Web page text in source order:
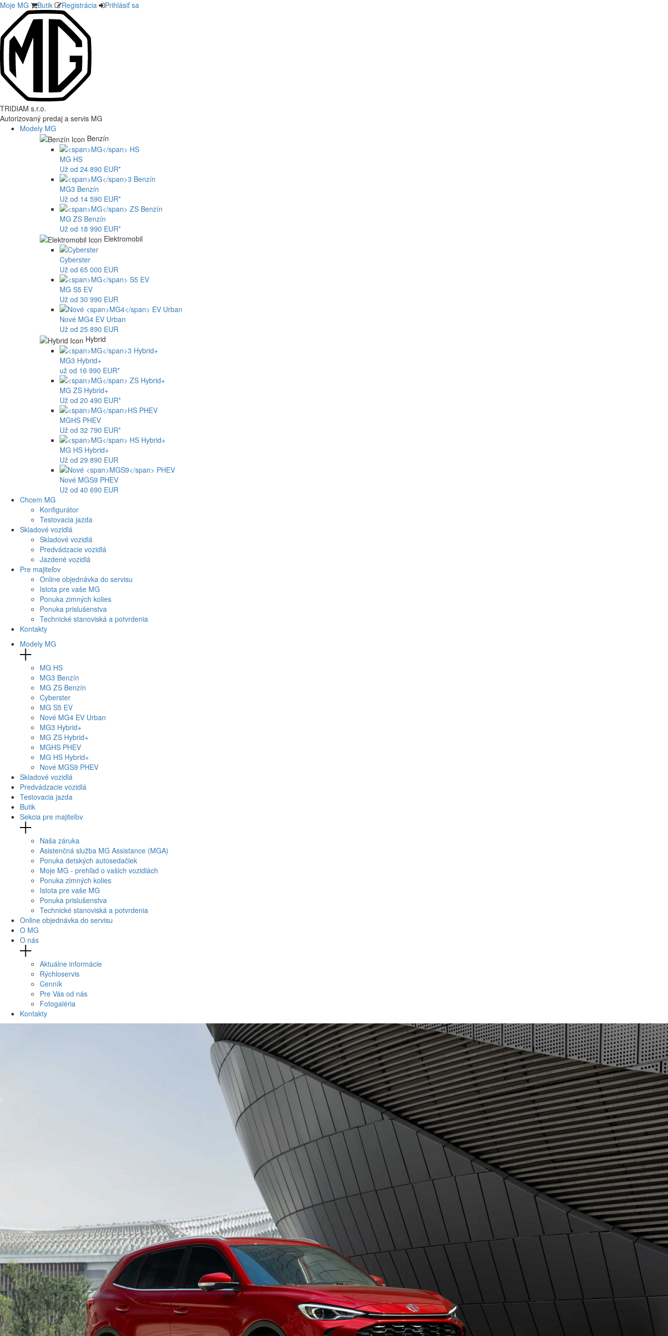
Moje MG Butik Registrácia Prihlásiť sa
TRIDIAM s.r.o.
Autorizovaný predaj a servis MG
Modely MG
Benzín
MG HS
Už od 24 890 EUR*
MG3 Benzín
Už od 14 590 EUR*
MG ZS Benzín
Už od 18 990 EUR*
Elektromobil
Cyberster
Už od 65 000 EUR
MG S5 EV
Už od 30 990 EUR
Nové MG4 EV Urban
Už od 25 890 EUR
Hybrid
MG3 Hybrid+
už od 16 990 EUR*
MG ZS Hybrid+
Už od 20 490 EUR*
MGHS PHEV
Už od 32 790 EUR*
MG HS Hybrid+
Už od 29 890 EUR
Nové MGS9 PHEV
Už od 40 690 EUR
Chcem MG
Konfigurátor
Testovacia jazda
Skladové vozidlá
Skladové vozidlá
Predvádzacie vozidlá
Jazdené vozidlá
Pre majiteľov
Online objednávka do servisu
Istota pre vaše MG
Ponuka zimných kolies
Ponuka prislušenstva
Technické stanoviská a potvrdenia
Kontakty
Modely MG
MG HS
MG3 Benzín
MG ZS Benzín
Cyberster
MG S5 EV
Nové MG4 EV Urban
MG3 Hybrid+
MG ZS Hybrid+
MGHS PHEV
MG HS Hybrid+
Nové MGS9 PHEV
Skladové vozidlá
Predvádzacie vozidlá
Testovacia jazda
Butik
Sekcia pre majiteľov
Naša záruka
Asistenčná služba MG Assistance (MGA)
Ponuka detských autosedačiek
Moje MG - prehľad o vašich vozidlách
Ponuka zimných kolies
Istota pre vaše MG
Ponuka prislušenstva
Technické stanoviská a potvrdenia
Online objednávka do servisu
O MG
O nás
Aktuálne informácie
Rýchloservis
Cenník
Pre Vás od nás
Fotogaléria
Kontakty